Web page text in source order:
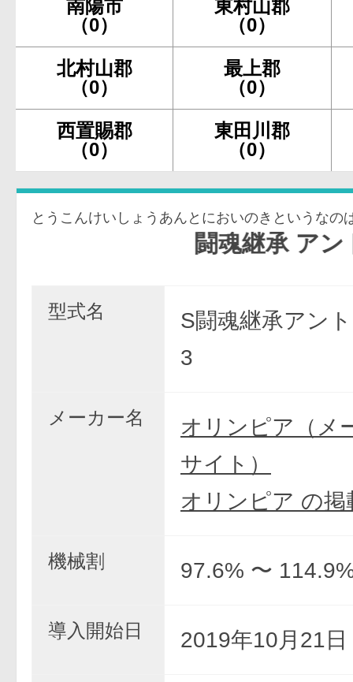
南陽市
（0）
東村山郡
（0）
北村山郡
（0）
最上郡
（0）
西置賜郡
（0）
東田川郡
（0）
とうこんけいしょうあんとにおいのきというなの
闘魂継承 アントニオ
型式名
S闘魂継承アン
3
メーカー名
オリンピア（メ
サイト）
オリンピア の掲
機械割 97.6% 〜
導入開始日 2019年10月21日